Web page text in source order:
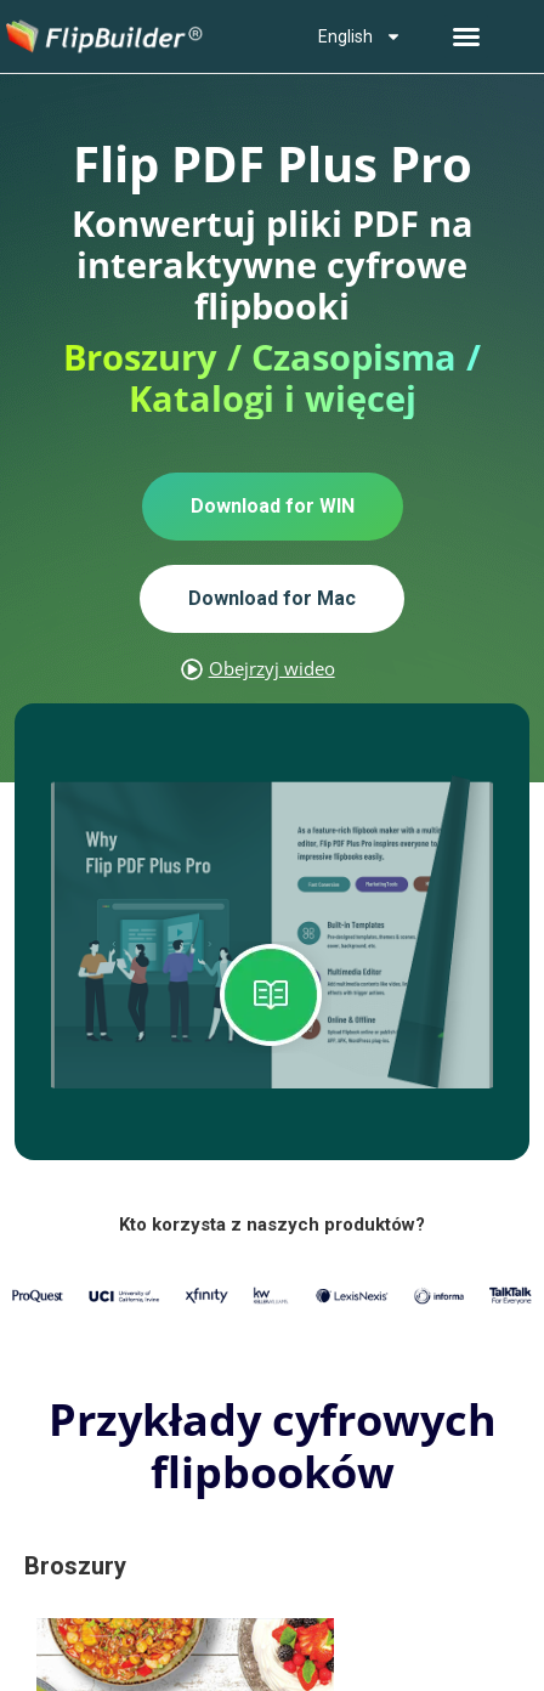
English
Flip PDF Plus Pro
Konwertuj pliki PDF na
interaktywne cyfrowe
flipbooki
Broszury / Czasopisma /
Katalogi i więcej
Download for WIN
Download for Mac
Obejrzyj wideo
Kto korzysta z naszych produktów?
Przykłady cyfrowych
flipbooków
Broszury